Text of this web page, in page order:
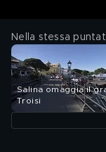
Nella stessa
Salina omaggia il
Troisi